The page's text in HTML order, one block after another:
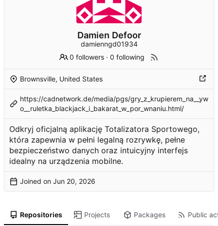
Damien Defoor
damienngd01934
0 followers ·0 following
Brownsville, United States
https://cadnetwork.de/media/pgs/gry_z_krupierem_na__yw
o__ruletka_blackjack_i_bakarat_w_por_wnaniu.html/
Odkryj oficjalną aplikację Totalizatora Sportowego,
która zapewnia w pełni legalną rozrywkę, pełne
bezpieczeństwo danych oraz intuicyjny interfejs
idealny na urządzenia mobilne.
Joined on
Repositories Projects Packages Public